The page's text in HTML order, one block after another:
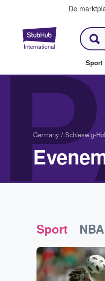
De
Sport
Germany / Schleswig-
Sport NBA